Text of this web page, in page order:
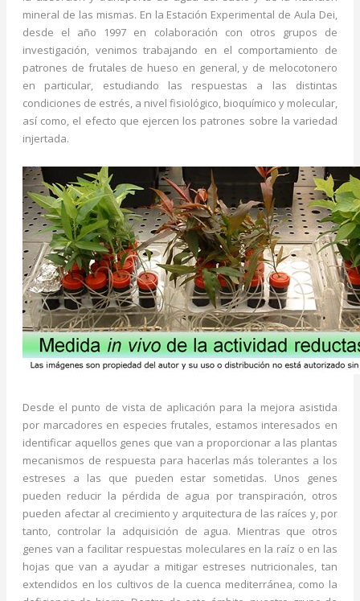
mineral de las mismas. En la Estación Experimental de Aula Dei,
desde el año 1997 en colaboración con otros grupos de
investigación, venimos trabajando en el comportamiento de
patrones de frutales de hueso en general, y de melocotonero
en particular, estudiando las respuestas a las distintas
condiciones de estrés, a nivel fisiológico, bioquímico y molecular,
así como, el efecto que ejercen los patrones sobre la variedad
injertada.
Desde el punto de vista de aplicación para la mejora asistida
por marcadores en especies frutales, estamos interesados en
identificar aquellos genes que van a proporcionar a las plantas
mecanismos de respuesta para hacerlas más tolerantes a los
estreses a las que pueden estar sometidas. Unos genes
pueden reducir la pérdida de agua por transpiración, otros
pueden afectar al crecimiento y arquitectura de las raíces y, por
tanto, controlar la adquisición de agua. Mientras que otros
genes van a facilitar respuestas moleculares en la raíz o en las
hojas que van a ayudar a mitigar estreses nutricionales, tan
extendidos en los cultivos de la cuenca mediterránea, como la